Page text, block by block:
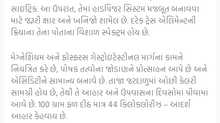
સાઇટ્રિક. આ ઉપરાંત, તેમાં હાડપિંજર સિસ્ટમ મજબૂત બનાવવા
માટે જરૂરી ક્ષાર અને ખનિજો શામેલ છે. દરેક ટ્રેસ એલિમેન્ટની
ક્રિયાના તેના પોતાના વિશાળ સ્પેક્ટ્રમ હોય છે.
મેગ્નેશિયમ અને ફોસ્ફરસ ગેસ્ટ્રોઇંટેસ્ટીનલ માર્ગના કામને
નિયંત્રિત કરે છે, પોષક તત્વોના જોડાણને પ્રોત્સાહન આપે છે અને
એસિડિટીને સામાન્ય બનાવે છે. તાજા જરદાળુમાં ઓછી કેલરી
સામગ્રી હોય છે, તેથી તે આહાર અને ઉપવાસના દિવસોમાં પીવામાં
આવે છે. 100 ગ્રામ ફળ દીઠ માત્ર 44 કિલોકલોરીઝ – આદર્શ
આહાર કેહવાય છે.